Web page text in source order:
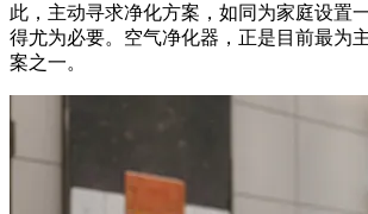
此，主动寻求净化方案，如同为家庭设置
得尤为必要。空气净化器，正是目前最为
案之一。